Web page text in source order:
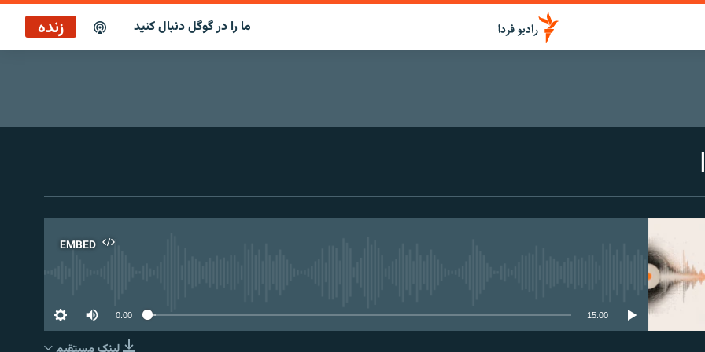
ما را در گوگل دنبال کنید زنده
EMBED
0:00 15:00